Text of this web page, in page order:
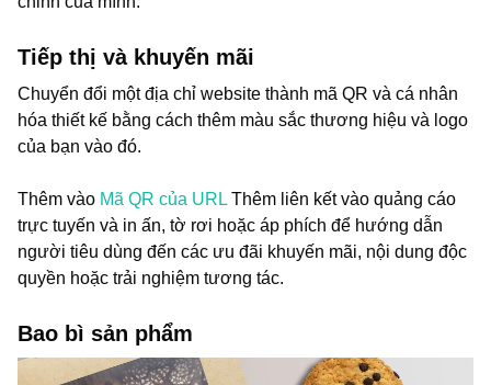
Tiếp thị và khuyến mãi
Chuyển đổi một địa chỉ website thành mã QR và cá nhân
hóa thiết kế bằng cách thêm màu sắc thương hiệu và logo
của bạn vào đó.
Thêm vào Mã QR của URL Thêm liên kết vào quảng cáo
trực tuyến và in ấn, tờ rơi hoặc áp phích để hướng dẫn
người tiêu dùng đến các ưu đãi khuyến mãi, nội dung độc
quyền hoặc trải nghiệm tương tác.
Bao bì sản phẩm